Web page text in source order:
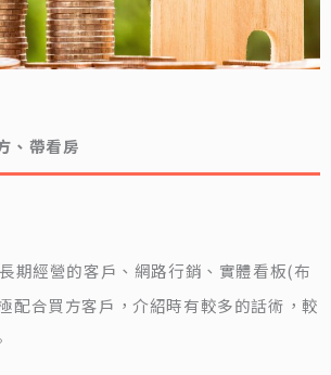
、帶看房
期經營的客戶、網路行銷、實體看板(布
配合買方客戶，介紹時有較多的話術，較